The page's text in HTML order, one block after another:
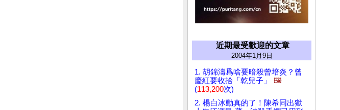
近期最受歡迎的文章
2004年1月9日
1. 胡錦濤爲啥要暗殺曾培炎？曾
慶紅要收拾「乾兒子」
🖼️
(113,200次)
2. 楊白冰動真的了！陳希同出獄